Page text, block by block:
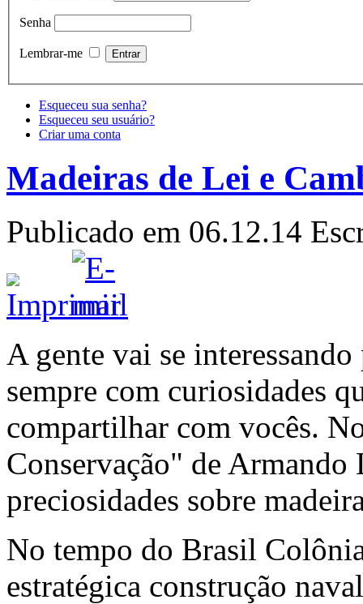
Senha
Lembrar-me
Esqueceu sua senha?
Esqueceu seu usuário?
Criar uma conta
Madeiras de Lei e
Publicado em 06.12.14
A gente vai se
sempre com curiosidades
compartilhar com vocês.
Conservação" de
preciosidades sobre
No tempo do Brasil
estratégica construção